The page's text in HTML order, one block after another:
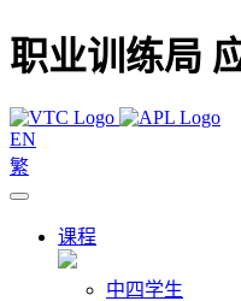
职业训练局
EN
繁
课程
中四学生